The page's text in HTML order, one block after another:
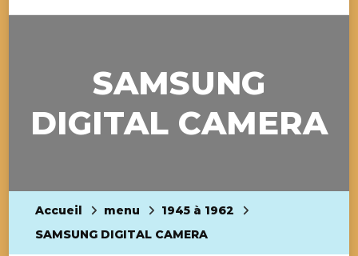
SAMSUNG
DIGITAL CAMERA
Accueil menu
1945 à 1962
SAMSUNG DIGITAL CAMERA